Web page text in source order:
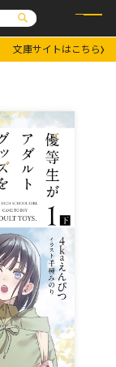
広報室
はこちら
文庫サイトはこちら